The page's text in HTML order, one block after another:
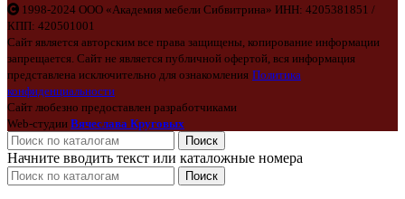
1998-2024 ООО «Академия мебели Сибвитрина» ИНН: 4205381851 /
КПП: 420501001
Сайт является авторским все права защищены, копирование информации
запрещается. Сайт не является публичной офертой, вся информация
представлена исключительно для ознакомления Политика
конфиденциальности
Сайт любезно предоставлен разработчиками
Web-студии Вячеслава Круговых
Поиск
Начните вводить текст или каталожные номера
Поиск